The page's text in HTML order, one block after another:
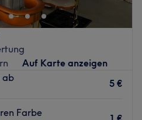
Auf Karte anzeigen
ab
5 €
Farbe